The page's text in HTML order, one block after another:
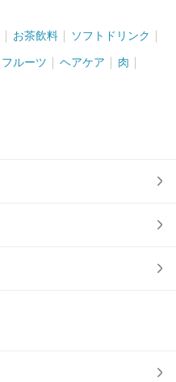
お茶飲料 ソフトドリンク
フルーツ ヘアケア 肉